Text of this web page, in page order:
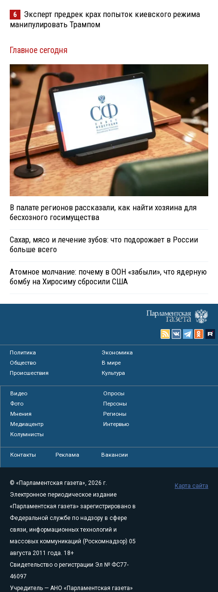
6
Эксперт предрек крах попыток киевского режима
манипулировать Трампом
Главное сегодня
В палате регионов рассказали, как найти хозяина для
бесхозного госимущества
Сахар, мясо и лечение зубов: что подорожает в России
больше всего
Атомное молчание: почему в ООН «забыли», что ядерную
бомбу на Хиросиму сбросили США
Политика
Экономика
Общество
В мире
Происшествия
Культура
Видео
Опросы
Фото
Персоны
Мнения
Регионы
Медиацентр
Интервью
Колумнисты
Контакты Реклама Вакансии
© «Парламентская газета», 2026 г.
Электронное периодическое издание
«Парламентская газета» зарегистрировано в
Федеральной службе по надзору в сфере
связи, информационных технологий и
массовых коммуникаций (Роскомнадзор) 05
августа 2011 года. 18+
Свидетельство о регистрации Эл № ФС77-
46097
Учредитель — АНО «Парламентская газета»
Карта сайта